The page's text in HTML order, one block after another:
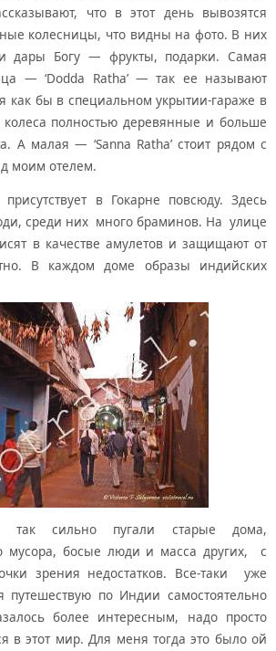
что в этот день вывозятся
колесницы, что видны на фото. В них
дары Богу — фрукты, подарки. Самая
— ‘Dodda Ratha’ — так ее называют
как бы в специальном укрытии-гараже в
полностью деревянные и больше
А малая — ‘Sanna Ratha’ стоит рядом с
моим отелем.
в Гокарне повсюду. Здесь
среди них много браминов. На улице
в качестве амулетов и защищают от
В каждом доме образы индийских
сильно пугали старые дома,
мусора, босые люди и масса других, с
зрения недостатков. Все-таки уже
путешествую по Индии самостоятельно
более интересным, надо просто
в этот мир. Для меня тогда это было ой